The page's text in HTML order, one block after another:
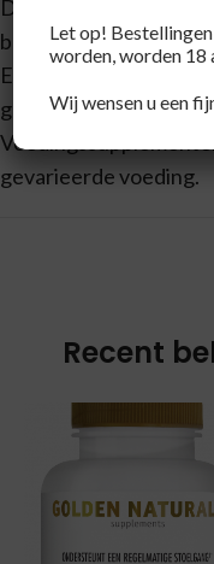
Droog, koel en buiten
bewaren.
Een gevarieerde,
gezonde levensstijl
gevarieerde voeding.
Recent
Let op!
worden, worden 18
Wij wensen u een